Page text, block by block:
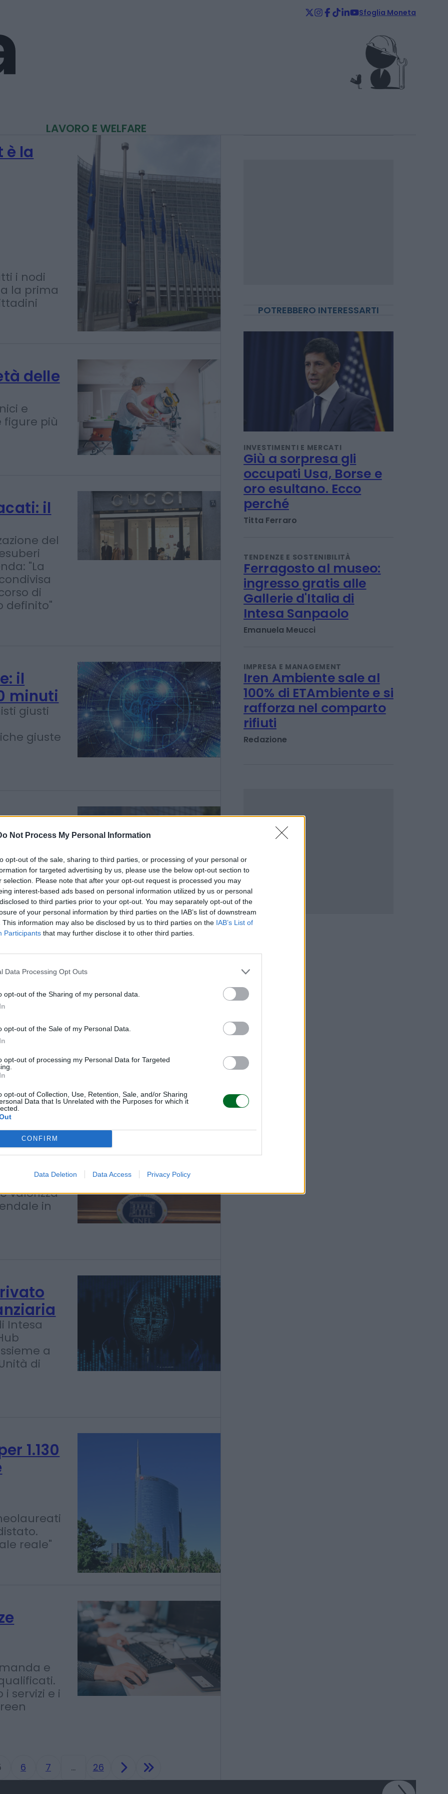
Not Process My Personal Information
opt-out of the sale, sharing to third parties, or processing of your personal or
for targeted advertising by us, please use the below opt-out section to
selection. Please note that after your opt-out request is processed you may
interest-based ads based on personal information utilized by us or personal
to third parties prior to your opt-out. You may separately opt-out of the
of your personal information by third parties on the IAB’s list of downstream
This information may also be disclosed by us to third parties on the IAB’s List of
Participants that may further disclose it to other third parties.
Data Processing Opt Outs
opt-out of the Sharing of my personal data.
opt-out of the Sale of my Personal Data.
opt-out of processing my Personal Data for Targeted
opt-out of Collection, Use, Retention, Sale, and/or Sharing
Data that Is Unrelated with the Purposes for which it
CONFIRM
Data Deletion Data Access Privacy Policy
Sfoglia Moneta
LAVORO E WELFARE
i nodi
delle
e
il
del
"La
il
minuti
giusti
prove
prova è
Non
è
su
degli
i
Rieti
Intesa
a
1.130
e
POTREBBERO INTERESSARTI
INVESTIMENTI E MERCATI
Giù a sorpresa gli
occupati Usa, Borse e
Titta Ferraro
TENDENZE E SOSTENIBILITÀ
Ferragosto al museo:
ingresso gratis alle
Emanuela Meucci
IMPRESA E MANAGEMENT
Iren Ambiente sale al
100% di ETAmbiente e si